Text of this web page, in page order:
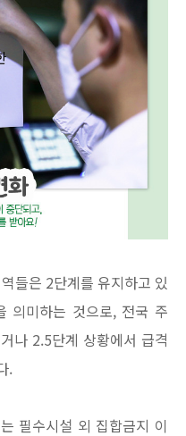
들은 2단계를 유지하고 있
의미하는 것으로, 전국 주
나 2.5단계 상황에서 급격
.
필수시설 외 집합금지 이